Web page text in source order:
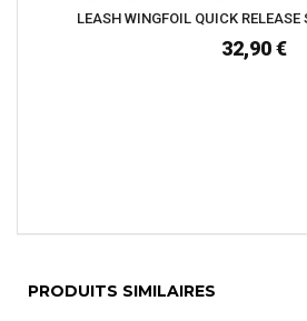
LEASH WINGFOIL QUICK RELEASE
32,90 €
PRODUITS SIMILAIRES